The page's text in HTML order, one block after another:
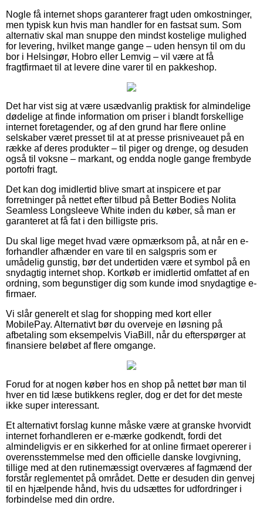
Nogle få internet shops garanterer fragt uden omkostninger,
men typisk kun hvis man handler for en fastsat sum. Som
alternativ skal man snuppe den mindst kostelige mulighed
for levering, hvilket mange gange – uden hensyn til om du
bor i Helsingør, Hobro eller Lemvig – vil være at få
fragtfirmaet til at levere dine varer til en pakkeshop.
Det har vist sig at være usædvanlig praktisk for almindelige
dødelige at finde information om priser i blandt forskellige
internet foretagender, og af den grund har flere online
selskaber været presset til at at presse prisniveauet på en
række af deres produkter – til piger og drenge, og desuden
også til voksne – markant, og endda nogle gange frembyde
portofri fragt.
Det kan dog imidlertid blive smart at inspicere et par
forretninger på nettet efter tilbud på Better Bodies Nolita
Seamless Longsleeve White inden du køber, så man er
garanteret at få fat i den billigste pris.
Du skal lige meget hvad være opmærksom på, at når en e-
forhandler afhænder en vare til en salgspris som er
umådelig gunstig, bør det undertiden være et symbol på en
snydagtig internet shop. Kortkøb er imidlertid omfattet af en
ordning, som begunstiger dig som kunde imod snydagtige e-
firmaer.
Vi slår generelt et slag for shopping med kort eller
MobilePay. Alternativt bør du overveje en løsning på
afbetaling som eksempelvis ViaBill, når du efterspørger at
finansiere beløbet af flere omgange.
Forud for at nogen køber hos en shop på nettet bør man til
hver en tid læse butikkens regler, dog er det for det meste
ikke super interessant.
Et alternativt forslag kunne måske være at granske hvorvidt
internet forhandleren er e-mærke godkendt, fordi det
almindeligvis er en sikkerhed for at online firmaet opererer i
overensstemmelse med den officielle danske lovgivning,
tillige med at den rutinemæssigt overværes af fagmænd der
forstår reglementet på området. Dette er desuden din genvej
til en hjælpende hånd, hvis du udsættes for udfordringer i
forbindelse med din ordre.